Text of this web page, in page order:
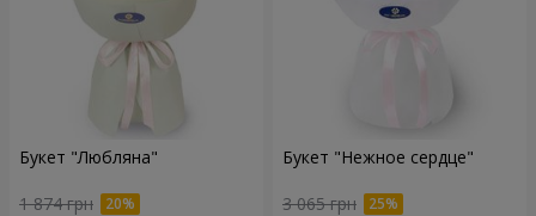
Букет "Любляна"
1 874 грн
Букет "Нежное сердце"
3 065 грн